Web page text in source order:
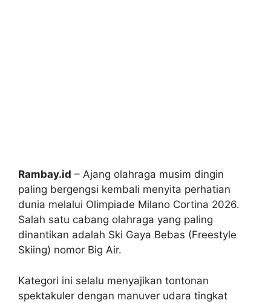
Rambay.id – Ajang olahraga musim dingin
paling bergengsi kembali menyita perhatian
dunia melalui Olimpiade Milano Cortina 2026.
Salah satu cabang olahraga yang paling
dinantikan adalah Ski Gaya Bebas (Freestyle
Skiing) nomor Big Air.
Kategori ini selalu menyajikan tontonan
spektakuler dengan manuver udara tingkat